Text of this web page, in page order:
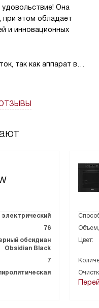
Она
при этом обладает
и инновационных
так как аппарат в
электрический
76
обсидиан
Obsidian Black
7
Цвет: